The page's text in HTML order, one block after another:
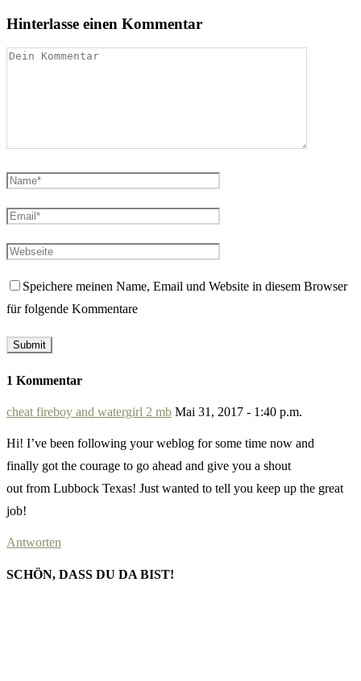
Hinterlasse einen Kommentar
Speichere meinen Name, Email und Website in diesem Browser
für folgende Kommentare
1 Kommentar
cheat fireboy and watergirl 2 mb Mai 31, 2017 - 1:40 p.m.
Hi! I’ve been following your weblog for some time now and
finally got the courage to go ahead and give you a shout
out from Lubbock Texas! Just wanted to tell you keep up the great
job!
Antworten
SCHÖN, DASS DU DA BIST!